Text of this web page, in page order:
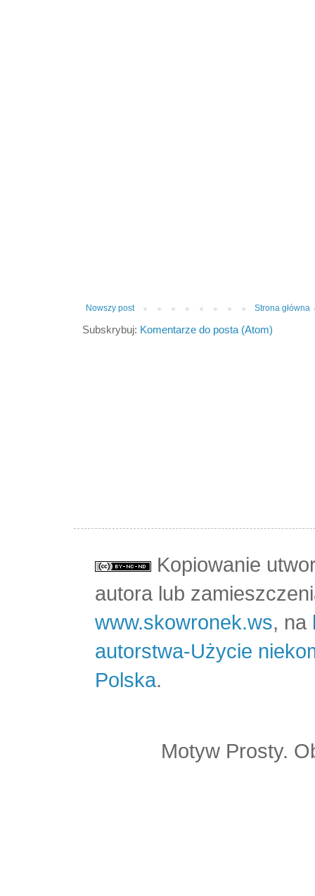
Nowszy post Strona główna
Subskrybuj: Komentarze do posta (Atom)
Kopiowanie
autora lub
www.skowronek.ws, na
autorstwa-Użycie
Polska.
Motyw Prosty.